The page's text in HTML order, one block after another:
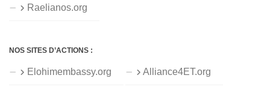
Raelianos.org
NOS SITES D’ACTIONS :
Elohimembassy.org Alliance4ET.org